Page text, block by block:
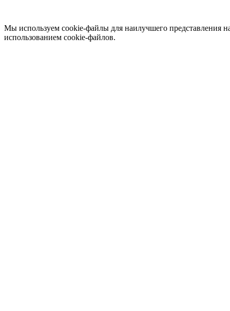
Мы используем cookie-файлы для наилучшего представления
использованием cookie-файлов.